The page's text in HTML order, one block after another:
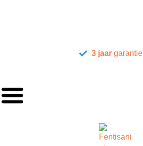
3 jaar garantie